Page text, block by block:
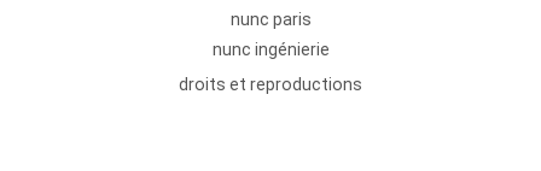
nunc paris
nunc ingénierie
droits et reproductions